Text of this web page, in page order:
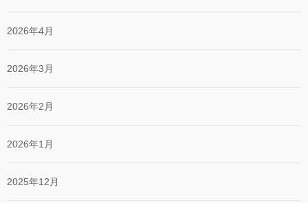
2026年4月
2026年3月
2026年2月
2026年1月
2025年12月